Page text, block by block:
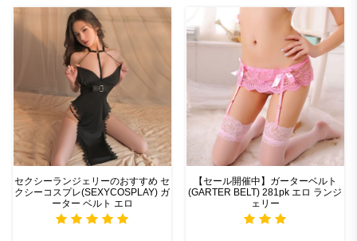
セクシーランジェリーのおすすめ セ
クシーコスプレ(SEXYCOSPLAY) ガ
ーター ベルト エロ
【セール開催中】ガーターベルト
(GARTER BELT) 281pk エロ ランジ
ェリー